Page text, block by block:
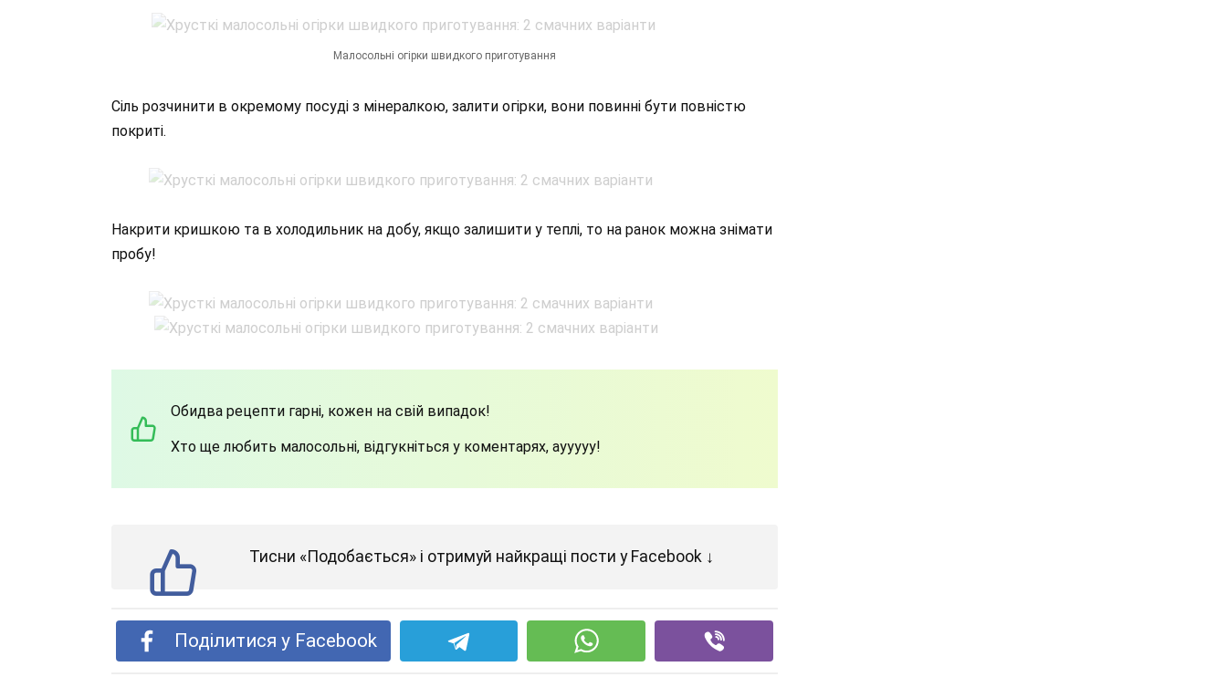
Малосольні огірки швидкого приготування
Сіль розчинити в окремому посуді з мінералкою, залити огірки, вони повинні бути повністю
покриті.
Накрити кришкою та в холодильник на добу, якщо залишити у теплі, то на ранок можна знімати
пробу! ⁣⁣
Обидва рецепти гарні, кожен на свій випадок!
Хто ще любить малосольні, відгукніться у коментарях, аууууу!
Тисни «Подобається» і отримуй найкращі пости у Facebook ↓
Поділитися у Facebook